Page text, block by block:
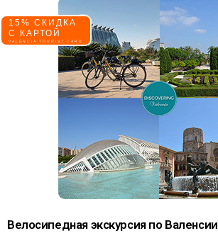
15% СКИДКА
С КАРТОЙ
VALENCIA TOURIST CARD
Велосипедная экскурсия по Валенсии